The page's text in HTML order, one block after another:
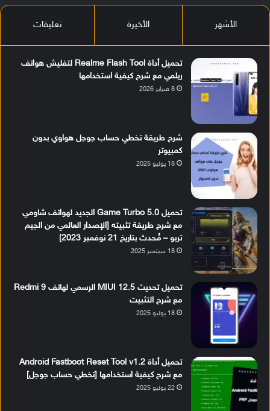
الأشهر الأخيرة تعليقات
تحميل أداة Realme Flash Tool لتفليش هواتف
ريلمي مع شرح كيفية استخدامها
8 فبراير 2026
شرح طريقة تخطي حساب جوجل هواوي بدون
كمبيوتر
18 يوليو 2025
تحميل Game Turbo 5.0 الجديد لهواتف شاومي
مع شرح طريقة تثبيته [الإصدار العالمي من الجيم
تربو – مُحدث بتاريخ 21 نوفمبر 2023]
18 سبتمبر 2025
تحميل تحديث MIUI 12.5 الرسمي لهاتف Redmi 9
مع شرح التثبيت
18 يوليو 2025
تحميل أداة Android Fastboot Reset Tool v1.2
مع شرح كيفية استخدامها [تخطي حساب جوجل]
22 يوليو 2025